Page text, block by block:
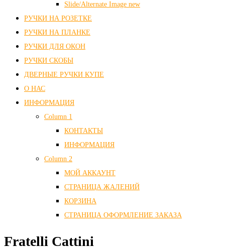
Slide/Alternate Image new
РУЧКИ НА РОЗЕТКЕ
РУЧКИ НА ПЛАНКЕ
РУЧКИ ДЛЯ ОКОН
РУЧКИ СКОБЫ
ДВЕРНЫЕ РУЧКИ КУПЕ
О НАС
ИНФОРМАЦИЯ
Column 1
КОНТАКТЫ
ИНФОРМАЦИЯ
Column 2
МОЙ АККАУНТ
СТРАНИЦА ЖАЛЕНИЙ
КОРЗИНА
СТРАНИЦА ОФОРМЛЕНИЕ ЗАКАЗА
Fratelli Cattini